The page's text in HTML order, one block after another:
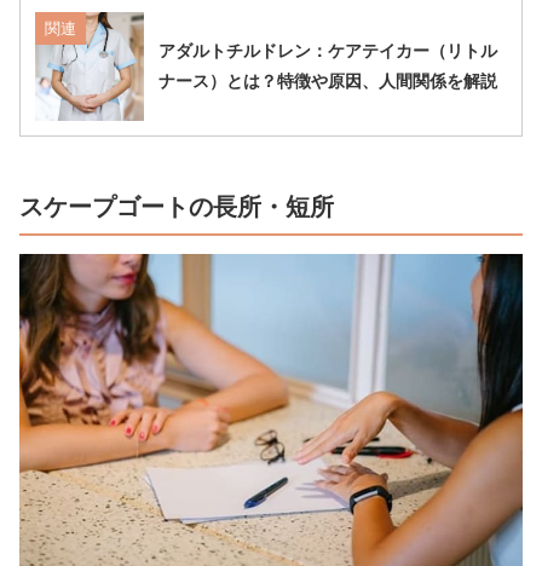
関連
アダルトチルドレン：ケアテイカー（リトル
ナース）とは？特徴や原因、人間関係を解説
スケープゴートの長所・短所